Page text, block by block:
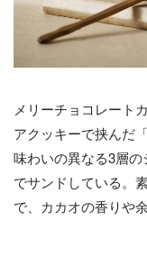
メリーチョコレート
アクッキーで挟んだ
味わいの異なる3層
でサンドしている。
で、カカオの香りや